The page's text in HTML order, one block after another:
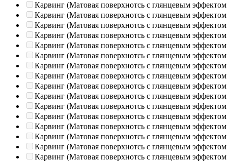
Карвинг (Матовая поверхнотсь с глянцевым эффектом
Карвинг (Матовая поверхнотсь с глянцевым эффектом
Карвинг (Матовая поверхнотсь с глянцевым эффектом
Карвинг (Матовая поверхнотсь с глянцевым эффектом
Карвинг (Матовая поверхнотсь с глянцевым эффектом
Карвинг (Матовая поверхнотсь с глянцевым эффектом
Карвинг (Матовая поверхнотсь с глянцевым эффектом
Карвинг (Матовая поверхнотсь с глянцевым эффектом
Карвинг (Матовая поверхнотсь с глянцевым эффектом
Карвинг (Матовая поверхнотсь с глянцевым эффектом
Карвинг (Матовая поверхнотсь с глянцевым эффектом
Карвинг (Матовая поверхнотсь с глянцевым эффектом
Карвинг (Матовая поверхнотсь с глянцевым эффектом
Карвинг (Матовая поверхнотсь с глянцевым эффектом
Карвинг (Матовая поверхнотсь с глянцевым эффектом
Карвинг (Матовая поверхнотсь с глянцевым эффектом